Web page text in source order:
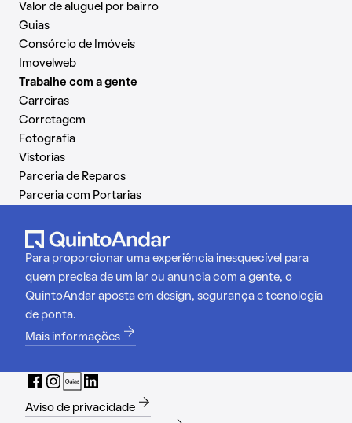
Valor de aluguel por bairro
Guias
Consórcio de Imóveis
Imovelweb
Trabalhe com a gente
Carreiras
Corretagem
Fotografia
Vistorias
Parceria de Reparos
Parceria com Portarias
Para proporcionar uma experiência inesquecível para
quem precisa de um lar ou anuncia com a gente, o
QuintoAndar aposta em design, segurança e tecnologia
de ponta.
Mais informações
Aviso de privacidade